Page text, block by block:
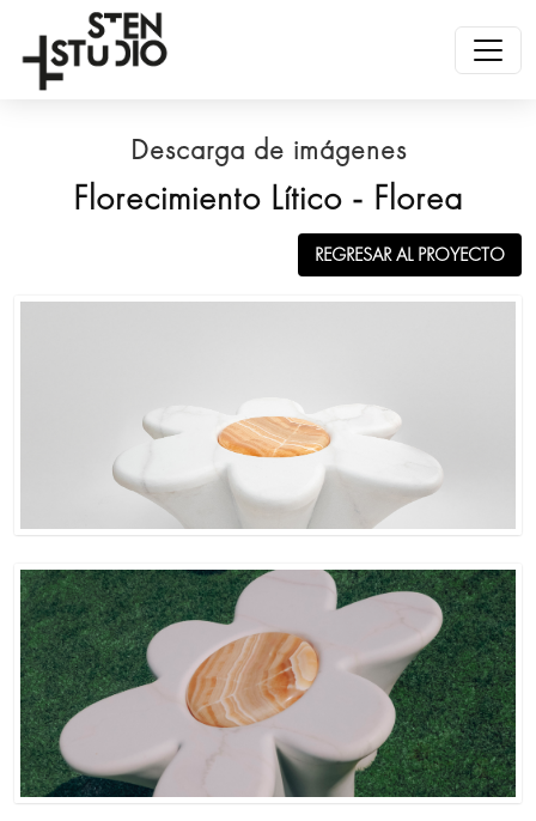
Descarga de imágenes
Florecimiento Lítico - Florea
REGRESAR AL PROYECTO